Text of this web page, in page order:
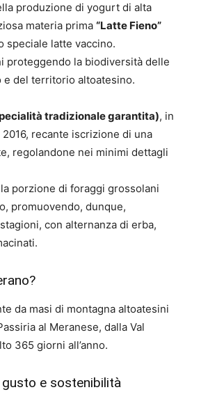
produzione di yogurt di alta
materia prima “Latte Fieno”
speciale latte vaccino.
proteggendo la biodiversità delle
e del territorio altoatesino.
tradizionale garantita), in
recante iscrizione di una
regolandone nei minimi dettagli
porzione di foraggi grossolani
promuovendo, dunque,
con alternanza di erba,
da masi di montagna altoatesini
al Meranese, dalla Val
365 giorni all’anno.
e sostenibilità